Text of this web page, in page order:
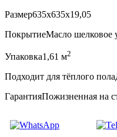
Размер635x635x19,05
ПокрытиеМасло шелковое
Упаковка1,61 м2
Подходит для тёплого пола
ГарантияПожизненная на